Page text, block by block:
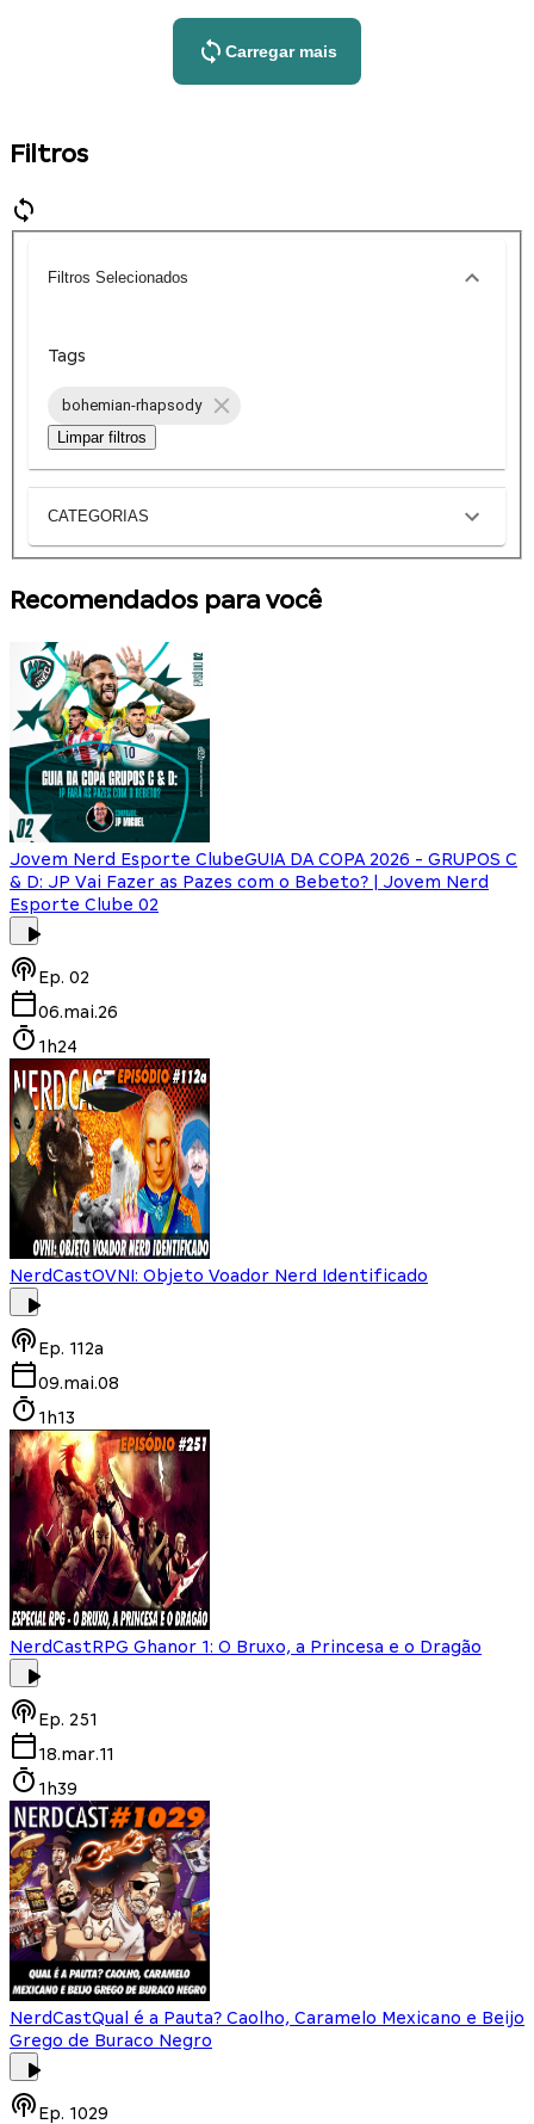
Carregar mais
Filtros
Filtros Selecionados
Tags
bohemian-rhapsody
Limpar filtros
CATEGORIAS
Recomendados para você
Jovem Nerd Esporte ClubeGUIA DA COPA 2026 - GRUPOS C
& D: JP Vai Fazer as Pazes com o Bebeto? | Jovem Nerd
Esporte Clube 02
Ep. 02
06.mai.26
1h24
NerdCastOVNI: Objeto Voador Nerd Identificado
Ep. 112a
09.mai.08
1h13
NerdCastRPG Ghanor 1: O Bruxo, a Princesa e o Dragão
Ep. 251
18.mar.11
1h39
NerdCastQual é a Pauta? Caolho, Caramelo Mexicano e Beijo
Grego de Buraco Negro
Ep. 1029